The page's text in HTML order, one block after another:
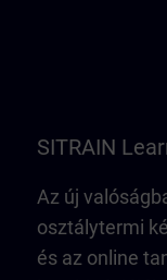
SITRAIN
Az új
osztálytermi
és az online